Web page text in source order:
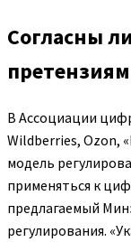
Согласны
В Ассоциации
Wildberries, Ozon,
модель
применяться к
предлагаемый
регулирования.